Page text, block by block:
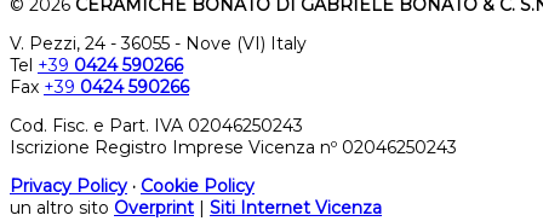
© 2026 CERAMICHE BONATO DI GABRIELE BONATO & C.
V. Pezzi, 24 - 36055 - Nove (VI) Italy
Tel +39 0424 590266
Fax +39 0424 590266
Cod. Fisc. e Part. IVA 02046250243
Iscrizione Registro Imprese Vicenza nº 02046250243
Privacy Policy · Cookie Policy
un altro sito Overprint | Siti Internet Vicenza